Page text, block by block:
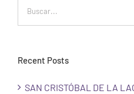
Recent Posts
SAN CRISTÓBAL DE LA